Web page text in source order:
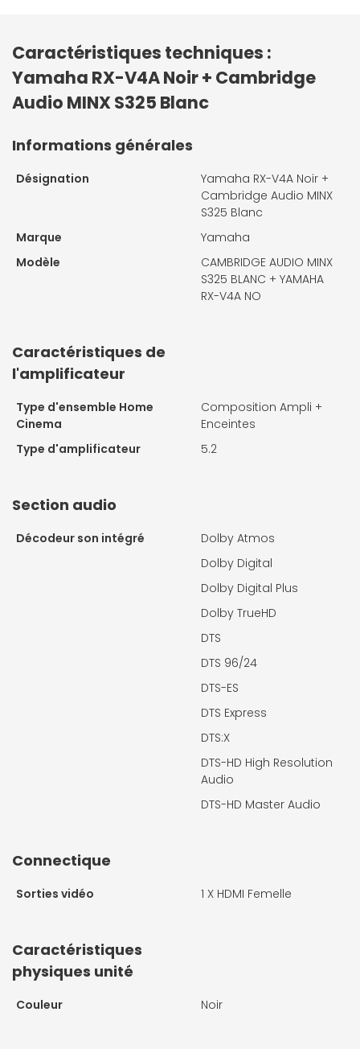
Caractéristiques techniques :
Yamaha RX-V4A Noir + Cambridge
Audio MINX S325 Blanc
Informations générales
Désignation
Yamaha RX-V4A Noir +
Cambridge Audio MINX
S325 Blanc
Marque
Yamaha
Modèle
CAMBRIDGE AUDIO MINX
S325 BLANC + YAMAHA
RX-V4A NO
Caractéristiques de
l'amplificateur
Type d'ensemble Home
Cinema
Composition Ampli +
Enceintes
Type d'amplificateur
5.2
Section audio
Décodeur son intégré
Dolby Atmos
Dolby Digital
Dolby Digital Plus
Dolby TrueHD
DTS
DTS 96/24
DTS-ES
DTS Express
DTS:X
DTS-HD High Resolution
Audio
DTS-HD Master Audio
Connectique
Sorties vidéo 1 X HDMI Femelle
Caractéristiques
physiques unité
Couleur Noir